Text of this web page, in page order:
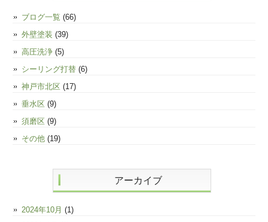
ブログ一覧 (66)
外壁塗装 (39)
高圧洗浄 (5)
シーリング打替 (6)
神戸市北区 (17)
垂水区 (9)
須磨区 (9)
その他 (19)
アーカイブ
2024年10月 (1)